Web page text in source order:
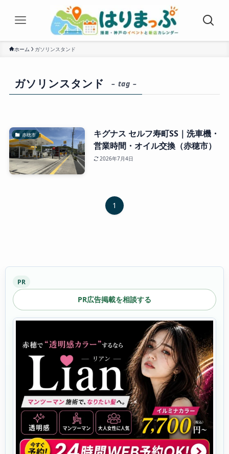
ホーム ガソリンスタンド
ガソリンスタンド – tag –
赤穂市
キグナス セルフ寿町SS｜洗車機・
営業時間・オイル交換（赤穂市）
2026年7月4日
1
PR
PR広告掲載を相談する